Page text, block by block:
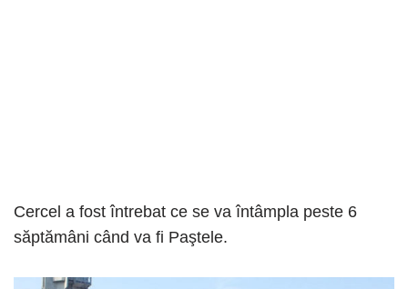
Cercel a fost întrebat ce se va întâmpla peste 6
săptămâni când va fi Paştele.